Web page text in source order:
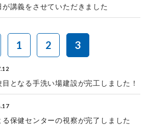
講義をさせていただきました
1 2 3
となる手洗い場建設が完工しました！
る保健センターの視察が完了しました